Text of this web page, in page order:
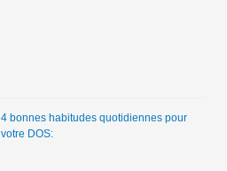
4 bonnes habitudes quotidiennes pour
votre DOS: